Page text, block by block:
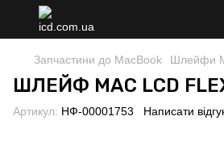
Запчастини до MacBook Шлейфи
ШЛЕЙФ MAC LCD
Артикул: НФ-00001753 Написати